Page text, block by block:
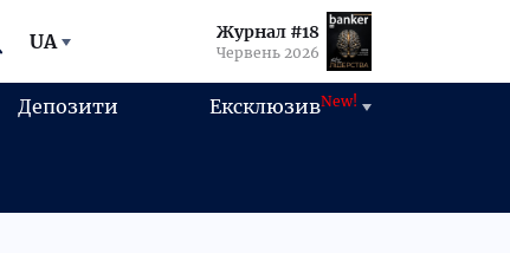
UA Журнал #18
Червень 2026
Депозити ЕксклюзивNew!